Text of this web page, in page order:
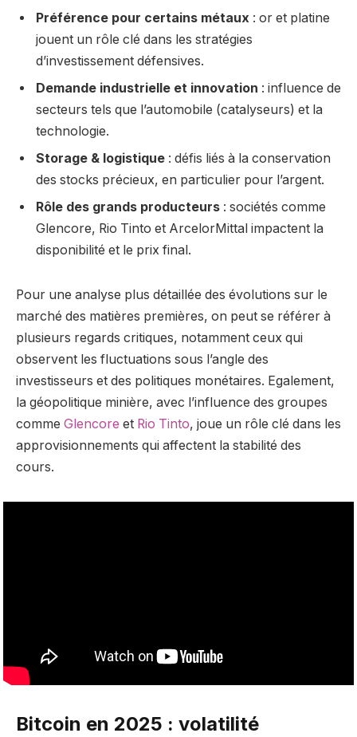
Préférence pour certains métaux : or et platine
jouent un rôle clé dans les stratégies
d’investissement défensives.
Demande industrielle et innovation : influence de
secteurs tels que l’automobile (catalyseurs) et la
technologie.
Storage & logistique : défis liés à la conservation
des stocks précieux, en particulier pour l’argent.
Rôle des grands producteurs : sociétés comme
Glencore, Rio Tinto et ArcelorMittal impactent la
disponibilité et le prix final.
Pour une analyse plus détaillée des évolutions sur le
marché des matières premières, on peut se référer à
plusieurs regards critiques, notamment ceux qui
observent les fluctuations sous l’angle des
investisseurs et des politiques monétaires. Egalement,
la géopolitique minière, avec l’influence des groupes
comme Glencore et Rio Tinto, joue un rôle clé dans les
approvisionnements qui affectent la stabilité des
cours.
Bitcoin en 2025 : volatilité